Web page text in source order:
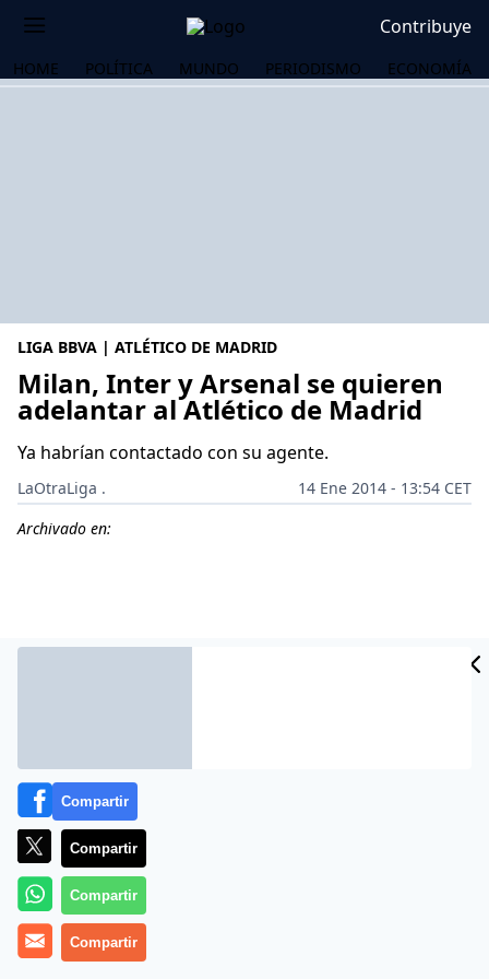
Contribuye
HOME POLÍTICA MUNDO PERIODISMO ECONOMÍA
LIGA BBVA | ATLÉTICO DE MADRID
Milan, Inter y Arsenal se quieren
adelantar al Atlético de Madrid
Ya habrían contactado con su agente.
LaOtraLiga .
14 Ene 2014 - 13:54 CET
Archivado en:
Más información
Compartir
Compartir
Compartir
Compartir